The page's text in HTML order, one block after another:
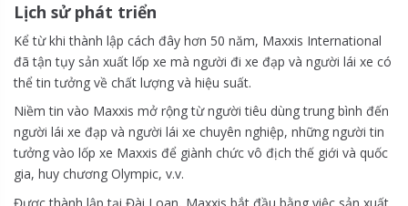
Lịch sử phát triển
Kể từ khi thành lập cách đây hơn 50 năm, Maxxis International
đã tận tụy sản xuất lốp xe mà người đi xe đạp và người lái xe có
thể tin tưởng về chất lượng và hiệu suất.
Niềm tin vào Maxxis mở rộng từ người tiêu dùng trung bình đến
người lái xe đạp và người lái xe chuyên nghiệp, những người tin
tưởng vào lốp xe Maxxis để giành chức vô địch thế giới và quốc
gia, huy chương Olympic, v.v.